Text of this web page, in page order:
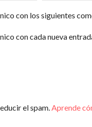
con los siguientes
con cada nueva
el spam.Aprende